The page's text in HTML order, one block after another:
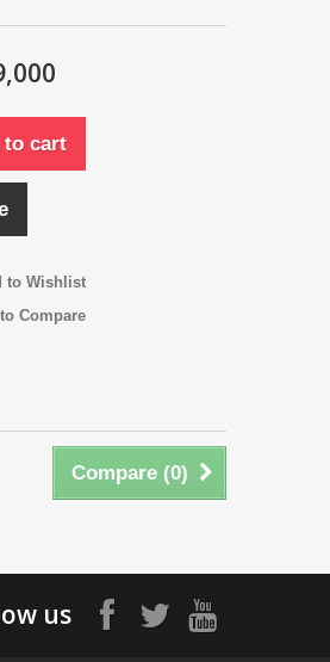
to cart
to Wishlist
Compare
Compare (0)
us